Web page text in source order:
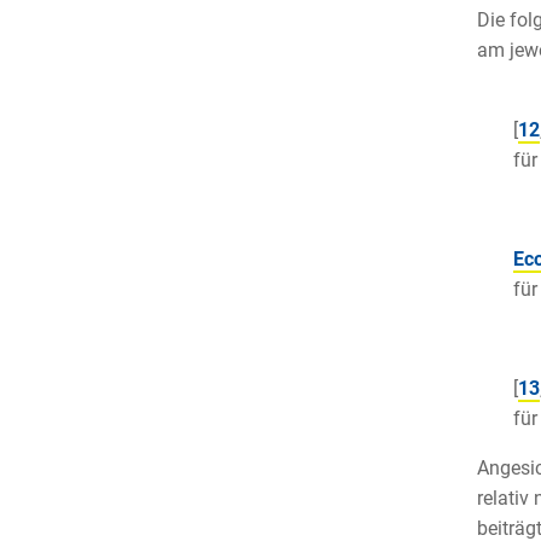
Die
am
[12
für
für
[13
für
relativ